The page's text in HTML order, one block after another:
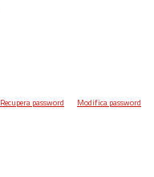
Recupera password Modifica password